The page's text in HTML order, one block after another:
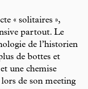
« solitaires »,
partout. Le
de l’historien
de bottes et
une chemise
de son meeting